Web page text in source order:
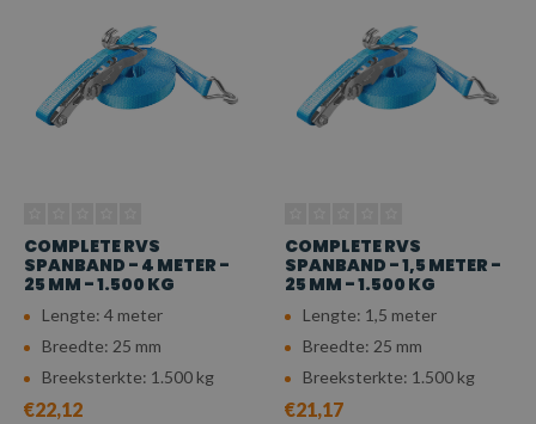
COMPLETE RVS
SPANBAND - 4 METER -
25 MM - 1.500 KG
Lengte: 4 meter
Breedte: 25 mm
Breeksterkte: 1.500 kg
€22,12
COMPLETE RVS
SPANBAND - 1,5 METER -
25 MM - 1.500 KG
Lengte: 1,5 meter
Breedte: 25 mm
Breeksterkte: 1.500 kg
€21,17